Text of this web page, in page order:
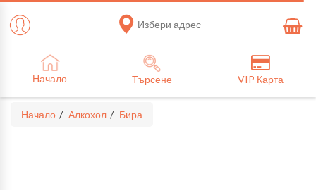
Избери адрес
Начало Търсене VIP Карта
Начало Алкохол Бира